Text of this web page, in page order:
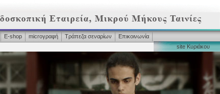
Ε-shop microγραφή Τράπεζα σεναρίων
Επικοινωνία
site Κυριάκου